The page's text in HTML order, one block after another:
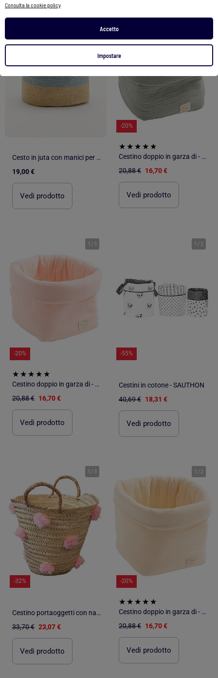
Consulta la cookie policy
Accetto
Impostare
Cesto in juta con manici per il trasporto
19,00 €
Vedi prodotto
-20%
Cestino doppio in garza di - SAUTHON
20,88 € 16,70 €
Vedi prodotto
1 / 3
-20%
Cestino doppio in garza di - SAUTHON
20,88 € 16,70 €
Vedi prodotto
1 / 2
-55%
Cestini in cotone - SAUTHON
40,69 € 18,31 €
Vedi prodotto
1 / 3
-32%
Cestino portaoggetti con nappe
33,70 € 23,07 €
Vedi prodotto
1 / 2
-20%
Cestino doppio in garza di - SAUTHON
20,88 € 16,70 €
Vedi prodotto